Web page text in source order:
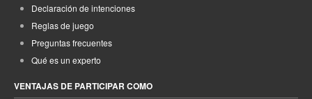
Declaración de intenciones
Reglas de juego
Preguntas frecuentes
Qué es un experto
VENTAJAS DE PARTICIPAR COMO